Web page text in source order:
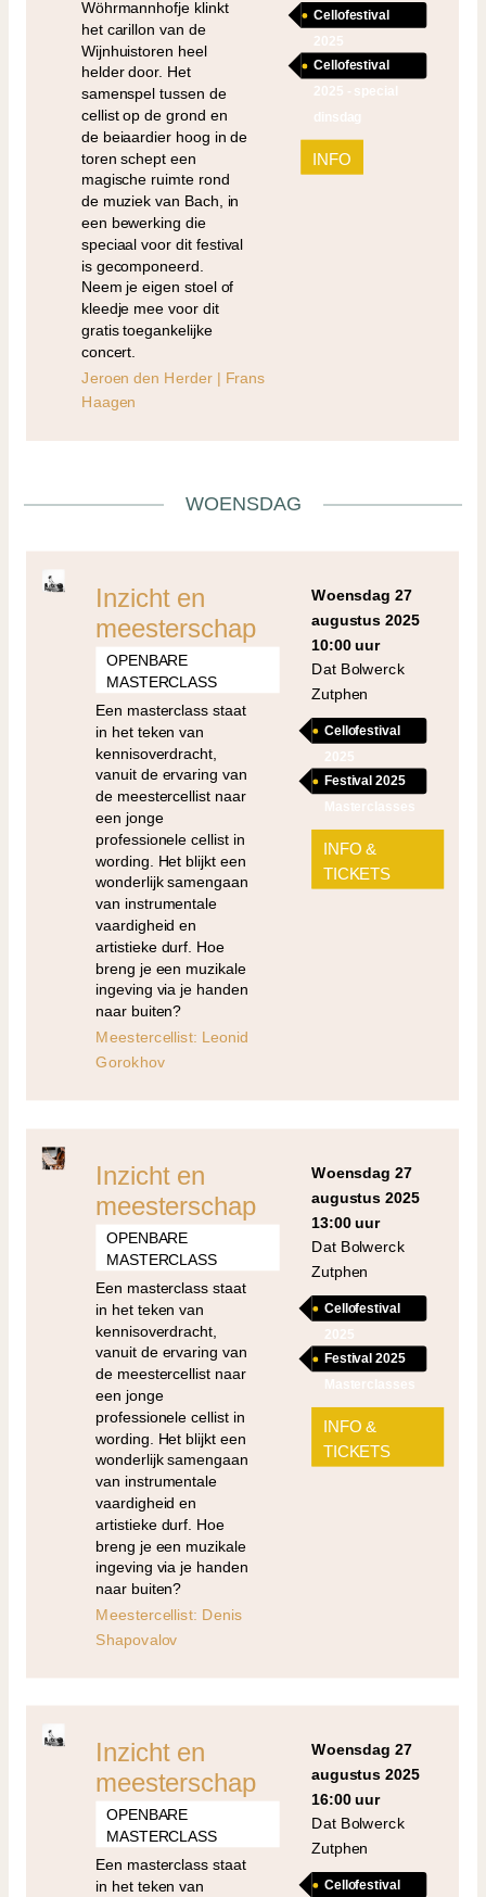
Wöhrmannhofje klinkt
het carillon van de
Wijnhuistoren heel
helder door. Het
samenspel tussen de
cellist op de grond en
de beiaardier hoog in de
toren schept een
magische ruimte rond
de muziek van Bach, in
een bewerking die
speciaal voor dit festival
is gecomponeerd.
Neem je eigen stoel of
kleedje mee voor dit
gratis toegankelijke
concert.
Jeroen den Herder | Frans
Haagen
Cellofestival
2025
Cellofestival
2025 - special
dinsdag
INFO
WOENSDAG
Inzicht en
meesterschap
OPENBARE
MASTERCLASS
Een masterclass staat
in het teken van
kennisoverdracht,
vanuit de ervaring van
de meestercellist naar
een jonge
professionele cellist in
wording. Het blijkt een
wonderlijk samengaan
van instrumentale
vaardigheid en
artistieke durf. Hoe
breng je een muzikale
ingeving via je handen
naar buiten?
Meestercellist: Leonid
Gorokhov
woensdag 27
augustus 2025
10:00 uur
Dat Bolwerck
Zutphen
Cellofestival
2025
Festival 2025
Masterclasses
INFO &
TICKETS
Inzicht en
meesterschap
OPENBARE
MASTERCLASS
Een masterclass staat
in het teken van
kennisoverdracht,
vanuit de ervaring van
de meestercellist naar
een jonge
professionele cellist in
wording. Het blijkt een
wonderlijk samengaan
van instrumentale
vaardigheid en
artistieke durf. Hoe
breng je een muzikale
ingeving via je handen
naar buiten?
Meestercellist: Denis
Shapovalov
woensdag 27
augustus 2025
13:00 uur
Dat Bolwerck
Zutphen
Cellofestival
2025
Festival 2025
Masterclasses
INFO &
TICKETS
Inzicht en
meesterschap
OPENBARE
MASTERCLASS
Een masterclass staat
in het teken van
woensdag 27
augustus 2025
16:00 uur
Dat Bolwerck
Zutphen
Cellofestival